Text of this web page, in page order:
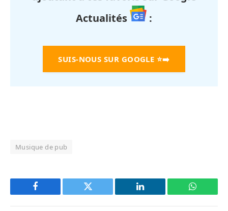
Actualités
:
SUIS-NOUS SUR GOOGLE ⭐➡️
Musique de pub
Facebook Twitter LinkedIn